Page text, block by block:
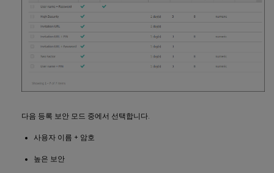
다음 등록 보안 모드 중에서 선택합니다.
사용자 이름 + 암호
높은 보안